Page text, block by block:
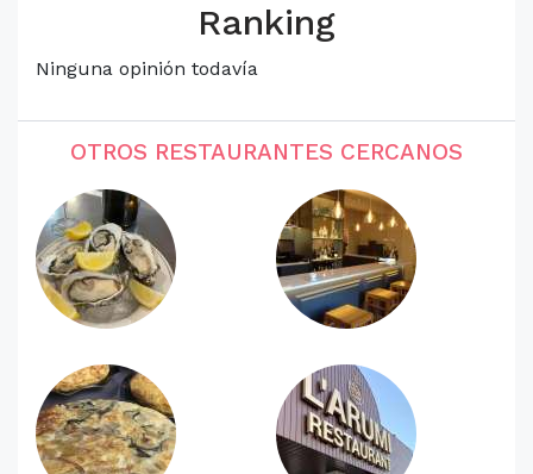
Ranking
Ninguna opinión todavía
OTROS RESTAURANTES CERCANOS